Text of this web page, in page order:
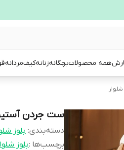
همه محصولاتبچگانهزنانهکیفمردانه
ست جردن آستین
دسته‌بندی: بلوز
برچسب‌ها :بلوز